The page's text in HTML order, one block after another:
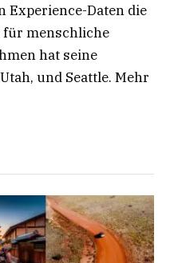
Experience-Daten die
für menschliche
hat seine
und Seattle. Mehr